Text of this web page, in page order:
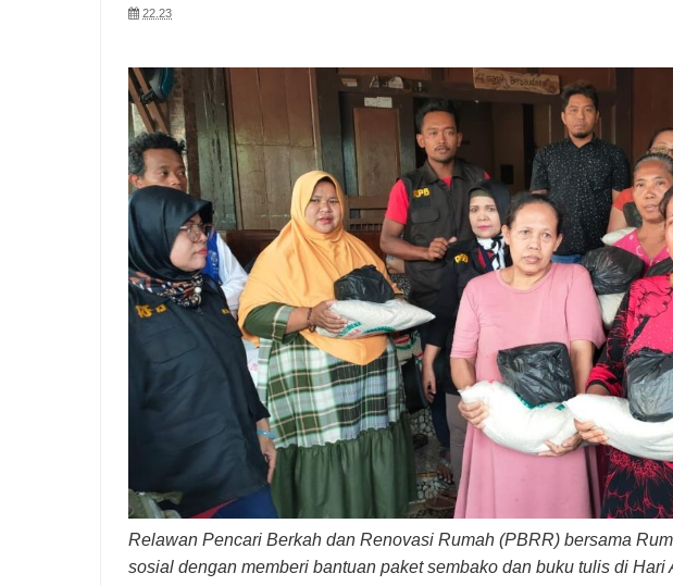
Dandim 0718/Pati Tinjau Langsung Progres Pembangunan Jembatan Garuda di
Modal Usaha Dibagikan! Ibu-Ibu PKK Pucakwangi Dapat Bantuan Mixer, Siap
Kodim 0718/Pati Gelar Nobar Kebangsaan Bersama Masyarakat, Perkuat
TNI Bersama Warga Gotong Royong Pasang Panel Baja Armco Jembatan
untuk Rakyat
Anggota Koramil 01/Pati Patroli Siskamling dan KDKMP, Pastikan Wilayah
Kodim 0718/Pati Gelar Nobar Kebangsaan Piala Dunia 2026, Perkuat
Peletakan Batu Pertama Tandai Dimulainya Pembangunan Jembatan Garuda
Koramil 13/Tlogowungu Gelar Patroli KDKMP dan Siskamling untuk Jaga
Koramil 13/Tlogowungu Gelar Patroli KDKMP dan Siskamling untuk Jaga
Kodim 0718/Pati Bersama DKT Hadirkan Layanan Kesehatan Gratis di CFD
22.23
Relawan Pencari Berkah dan Renovasi Rumah (PBRR) bersama
sosial dengan memberi bantuan paket sembako dan buku tulis di Hari